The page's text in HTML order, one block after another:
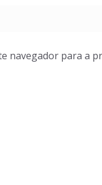
navegador para a